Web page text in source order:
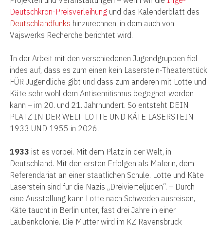
Deutschkron-Preisverleihung und das Kalenderblatt des
Deutschlandfunks hinzurechnen, in dem auch von
Vajswerks Recherche berichtet wird.
In der Arbeit mit den verschiedenen Jugendgruppen fiel
indes auf, dass es zum einen kein Laserstein-Theaterstück
FÜR Jugendliche gibt und dass zum anderen mit Lotte und
Käte sehr wohl dem Antisemitismus begegnet werden
kann – im 20. und 21. Jahrhundert. So entsteht DEIN
PLATZ IN DER WELT. LOTTE UND KÄTE LASERSTEIN
1933 UND 1955 in 2026.
1933 ist es vorbei. Mit dem Platz in der Welt, in
Deutschland. Mit den ersten Erfolgen als Malerin, dem
Referendariat an einer staatlichen Schule. Lotte und Käte
Laserstein sind für die Nazis „Dreivierteljuden“. – Durch
eine Ausstellung kann Lotte nach Schweden ausreisen,
Käte taucht in Berlin unter, fast drei Jahre in einer
Laubenkolonie. Die Mutter wird im KZ Ravensbrück